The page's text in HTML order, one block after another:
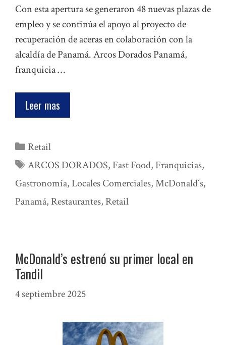
Con esta apertura se generaron 48 nuevas plazas de
empleo y se continúa el apoyo al proyecto de
recuperación de aceras en colaboración con la
alcaldía de Panamá. Arcos Dorados Panamá,
franquicia …
Leer mas
Categorías
Retail
Etiquetas
ARCOS DORADOS, Fast Food, Franquicias,
Gastronomía,Locales Comerciales,McDonald´s,
Panamá, Restaurantes, Retail
McDonald’s estrenó su primer local en
Tandil
4 septiembre 2025